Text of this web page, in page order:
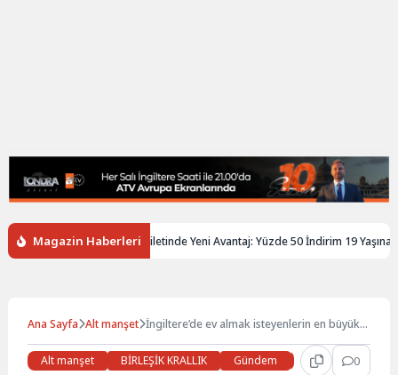
Magazin Haberleri
Gençlere Tren Biletinde Yeni Avantaj: Yüzde 50 İndirim 19 Yaşına
Ana Sayfa Alt manşet İngiltere’de ev almak isteyenlerin en büyük
Alt manşet
BİRLEŞİK KRALLIK Gündem Haberler 0